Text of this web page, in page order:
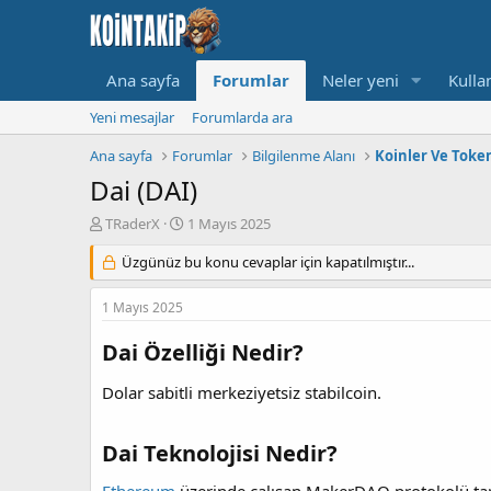
Ana sayfa Forumlar Neler yeni
Yeni mesajlar
Forumlarda ara
Ana sayfa
Forumlar Bilgilenme Alanı Koinler Ve
Dai (DAI)
K
n
u
y
B
a
l
a
TRaderX
B
ş
l
g
ı
t
i
1 Mayıs 2025
Üzgünüz bu konu cevaplar için kapatılmıştır...
1 Mayıs 2025
Dai Özelliği Nedir?
Dolar sabitli merkeziyetsiz stabilcoin.
Dai Teknolojisi Nedir?